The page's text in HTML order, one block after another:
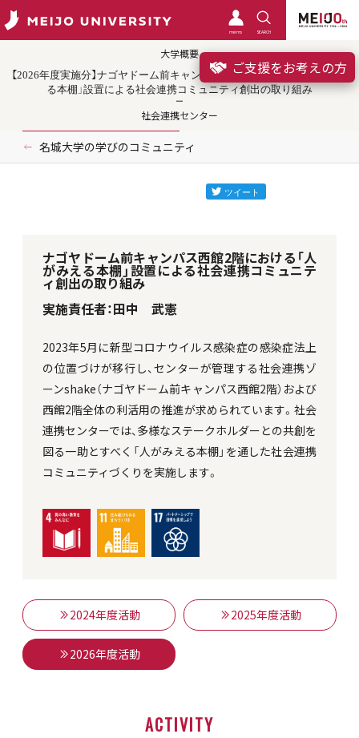
meimo SEARCH
ご支援をお考えの方
大学概要
【2026年度実施分】ナゴヤドーム前キャンパス西館2階における「人がみえ
る本棚」設置による社会連携コミュニティ創出の取り組み
社会連携センター
名城大学の学びのコミュニティ
ナゴヤドーム前キャンパス西館2階における「人
がみえる本棚」設置による社会連携コミュニテ
ィ創出の取り組み
実施責任者：田中 武憲
2023年5月に新型コロナウイルス感染症の感染症法上
の位置づけが移行し、センターが管理する社会連携ゾ
ーンshake（ナゴヤドーム前キャンパス西館2階）および
西館2階全体の利活用の推進が求められています。社会
連携センターでは、多様なステークホルダーとの共創を
図る一助とすべく「人がみえる本棚」を通した社会連携
コミュニティづくりを実施します。
2024年度活動 2025年度活動
2026年度活動
ACTIVITY